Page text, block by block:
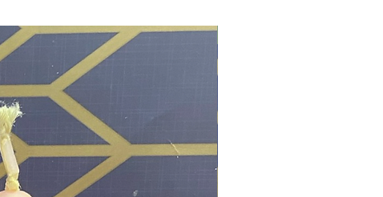
and pets and remember to turn
off when left unsupervised.
de té fijas Domination, adornadas
hierbas naturales. Están listas para
y acercar a tu ser querido. Haz
piense en ti y fortalezca su relación.
velas están preparadas con